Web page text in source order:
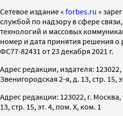
Cетевое издание « forbes.ru »
службой по надзору в сфере
технологий и массовых
номер и дата принятия решения о
ФС77-82431 от 23 декабря 2021 г.
Адрес редакции, издателя: 123022,
Звенигородская 2-я, д. 13, стр. 15,
Адрес редакции: 123022, г.
13, стр. 15, эт. 4, пом. X, ком. 1